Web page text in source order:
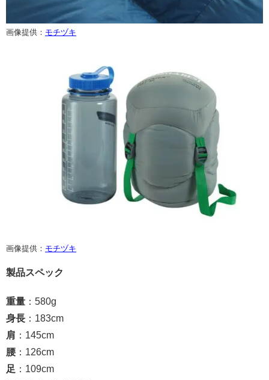
画像提供： モチヅキ
画像提供： モチヅキ
製品スペック
重量 ：580g
身長 ：183cm
肩 ：145cm
腰：126cm
足 ：109cm